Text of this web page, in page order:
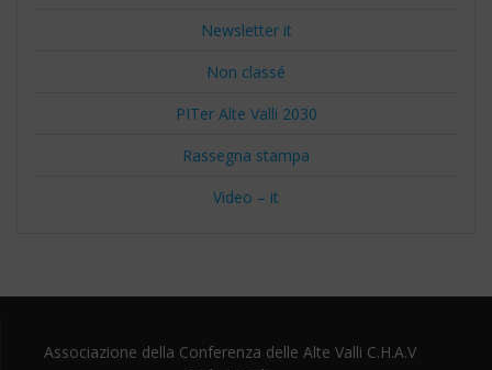
Newsletter it
Non classé
PITer Alte Valli 2030
Rassegna stampa
Video – it
Associazione della Conferenza delle Alte Valli C.H.A.V